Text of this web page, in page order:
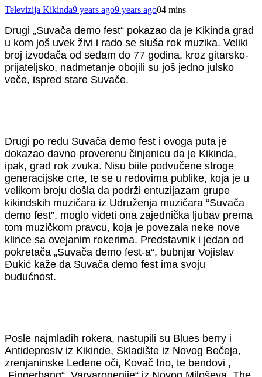
Televizija Kikinda9 years ago9 years ago04 mins
Drugi „Suvača demo fest“ pokazao da je Kikinda grad
u kom još uvek živi i rado se sluša rok muzika. Veliki
broj izvođača od sedam do 77 godina, kroz gitarsko-
prijateljsko, nadmetanje obojili su još jedno julsko
veče, ispred stare Suvače.
Drugi po redu Suvača demo fest i ovoga puta je
dokazao davno proverenu činjenicu da je Kikinda,
ipak, grad rok zvuka. Nisu biile podvučene stroge
generacijske crte, te se u redovima publike, koja je u
velikom broju došla da podrži entuzijazam grupe
kikindskih muzičara iz Udruženja muzičara “Suvača
demo fest”, moglo videti ona zajednička ljubav prema
tom muzičkom pravcu, koja je povezala neke nove
klince sa ovejanim rokerima. Predstavnik i jedan od
pokretača „Suvača demo fest-a“, bubnjar Vojislav
Đukić kaže da Suvača demo fest ima svoju
budućnost.
Posle najmlađih rokera, nastupili su Blues berry i
Antidepresiv iz Kikinde, Skladište iz Novog Bečeja,
zrenjaninske Ledene oči, Kovač trio, te bendovi ,